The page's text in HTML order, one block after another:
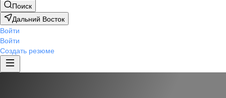
Поиск
Дальний Восток
Войти
Войти
Создать резюме